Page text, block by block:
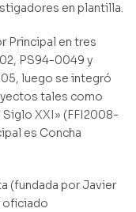
en plantilla.
Principal en tres
PS94-0049 y
luego se integró
tales como
XXI» (FFI2008-
es Concha
(fundada por Javier
oficiado